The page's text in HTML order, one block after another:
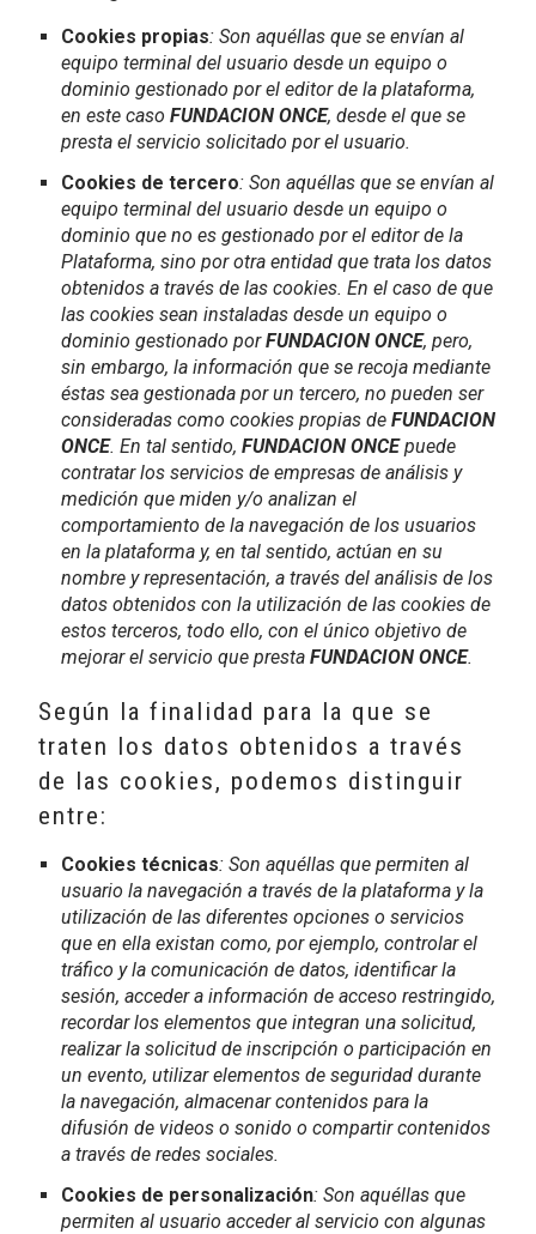
Cookies propias: Son aquéllas que se envían al
equipo terminal del usuario desde un equipo o
dominio gestionado por el editor de la plataforma,
en este casoFUNDACION ONCE, desde el que se
presta el servicio solicitado por el usuario.
Cookies de tercero: Son aquéllas que se envían al
equipo terminal del usuario desde un equipo o
dominio que no es gestionado por el editor de la
Plataforma, sino por otra entidad que trata los datos
obtenidos a través de las cookies. En el caso de que
las cookies sean instaladas desde un equipo o
dominio gestionado porFUNDACION ONCE, pero,
sin embargo, la información que se recoja mediante
éstas sea gestionada por un tercero, no pueden ser
consideradas como cookies propias deFUNDACION
ONCE. En tal sentido,FUNDACION ONCEpuede
contratar los servicios de empresas de análisis y
medición que miden y/o analizan el
comportamiento de la navegación de los usuarios
en la plataforma y, en tal sentido, actúan en su
nombre y representación, a través del análisis de los
datos obtenidos con la utilización de las cookies de
estos terceros, todo ello, con el único objetivo de
mejorar el servicio que prestaFUNDACION ONCE.
Según la finalidad para la que se
traten los datos obtenidos a través
de las cookies, podemos distinguir
entre:
Cookies técnicas: Son aquéllas que permiten al
usuario la navegación a través de la plataforma y la
utilización de las diferentes opciones o servicios
que en ella existan como, por ejemplo, controlar el
tráfico y la comunicación de datos, identificar la
sesión, acceder a información de acceso restringido,
recordar los elementos que integran una solicitud,
realizar la solicitud de inscripción o participación en
un evento, utilizar elementos de seguridad durante
la navegación, almacenar contenidos para la
difusión de videos o sonido o compartir contenidos
a través de redes sociales.
Cookies de personalización: Son aquéllas que
permiten al usuario acceder al servicio con algunas